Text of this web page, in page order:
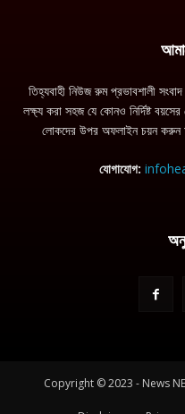
তিহ্যবাহী নিউজ রুম প্রভাবশালী
লক্ষ্য করা সহজ যে কোনও নির্দিষ্ট
লোকদের উপর অফলাইন চয়ন করুন
যোগাযোগ:
Copyright © 2023 - News